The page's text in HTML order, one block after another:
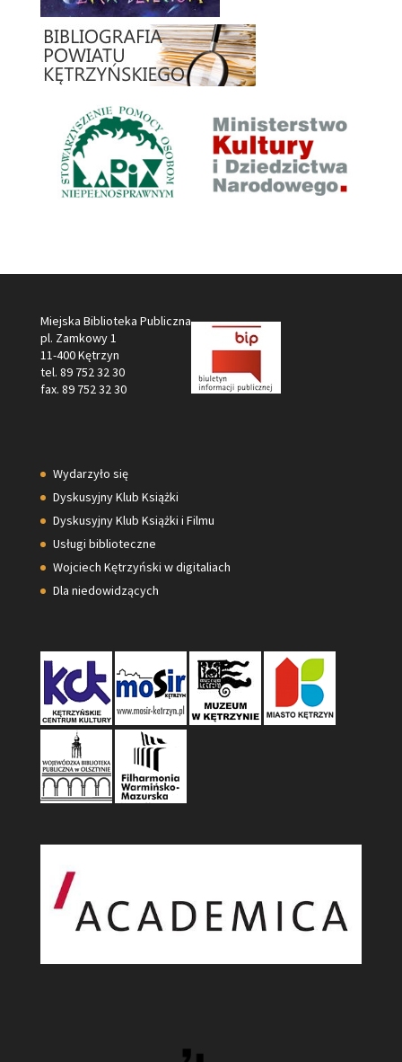
Miejska Biblioteka Publiczna
pl. Zamkowy 1
11-400 Kętrzyn
tel. 89 752 32 30
fax. 89 752 32 30
Wydarzyło się
Dyskusyjny Klub Książki
Dyskusyjny Klub Książki i Filmu
Usługi biblioteczne
Wojciech Kętrzyński w digitaliach
Dla niedowidzących